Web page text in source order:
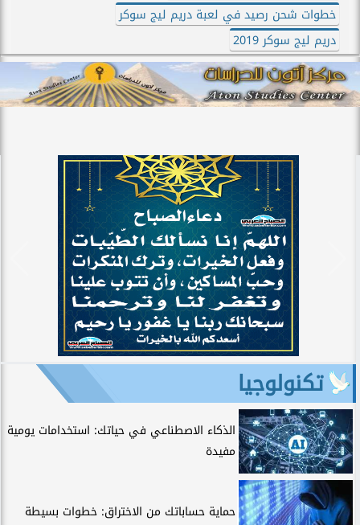
خطوات شحن رصيد في لعبة دريم ليج سوكر
دريم ليج سوكر 2019
تكنولوجيا
الذكاء الاصطناعي في حياتك: استخدامات يومية
مفيدة
حماية حساباتك من الاختراق: خطوات بسيطة